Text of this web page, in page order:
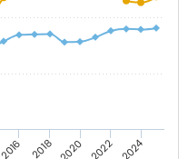
2016 2018 2020 2022 2024